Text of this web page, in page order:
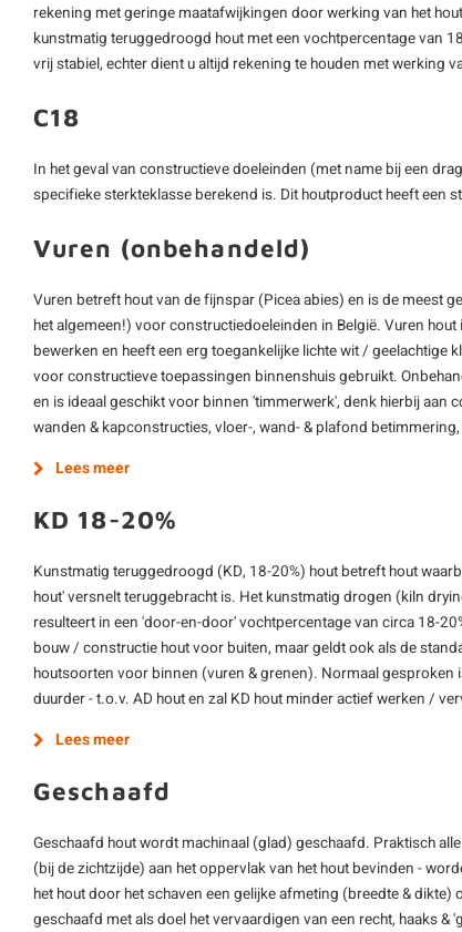
rekening met geringe maatafwijkingen door werking van het
kunstmatig teruggedroogd hout met een vochtpercentage van
vrij stabiel, echter dient u altijd rekening te houden met werking
C18
In het geval van constructieve doeleinden (met name bij een
specifieke sterkteklasse berekend is. Dit houtproduct heeft een
Vuren (onbehandeld)
Vuren betreft hout van de fijnspar (Picea abies) en is de meest
het algemeen!) voor constructiedoeleinden in België. Vuren
bewerken en heeft een erg toegankelijke lichte wit / geelachtige
voor constructieve toepassingen binnenshuis gebruikt.
en is ideaal geschikt voor binnen 'timmerwerk', denk hierbij aan
wanden & kapconstructies, vloer-, wand- & plafond
Lees meer
KD 18-20%
Kunstmatig teruggedroogd (KD, 18-20%) hout betreft hout
hout' versnelt teruggebracht is. Het kunstmatig drogen (kiln
resulteert in een 'door-en-door' vochtpercentage van circa 18-
bouw / constructie hout voor buiten, maar geldt ook als de
houtsoorten voor binnen (vuren & grenen). Normaal gesproken
duurder - t.o.v. AD hout en zal KD hout minder actief werken /
Lees meer
Geschaafd
Geschaafd hout wordt machinaal (glad) geschaafd. Praktisch
(bij de zichtzijde) aan het oppervlak van het hout bevinden -
het hout door het schaven een gelijke afmeting (breedte &
geschaafd met als doel het vervaardigen van een recht, haaks &